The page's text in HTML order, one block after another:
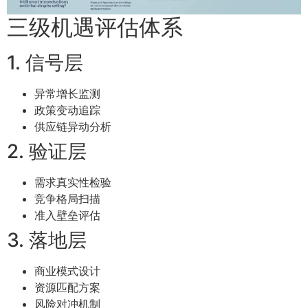
三级机遇评估体系
1. 信号层
异常增长监测
政策变动追踪
供应链异动分析
2. 验证层
需求真实性检验
竞争格局扫描
准入壁垒评估
3. 落地层
商业模式设计
资源匹配方案
风险对冲机制